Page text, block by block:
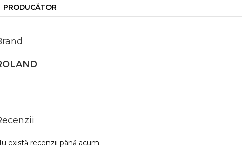
PRODUCĂTOR
există recenzii până acum.